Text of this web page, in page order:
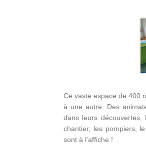
Ce vaste espace de 400
à une autre. Des
dans leurs découvertes.
chantier, les pompiers,
sont à l’affiche !